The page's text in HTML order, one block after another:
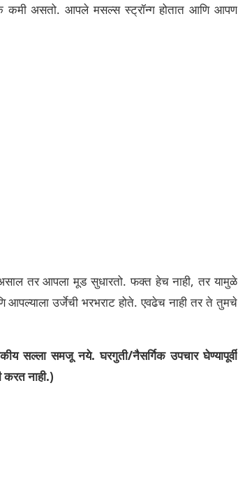
कमी असतो. आपले मसल्‍स स्‍ट्रॉन्‍ग होतात आणि आपण
तर आपला मूड सुधारतो. फक्त हेच नाही, तर यामुळे
आपल्याला उर्जेची भरभराट होते. एवढेच नाही तर ते तुमचे
सल्ला समजू नये. घरगुती/नैसर्गिक उपचार घेण्यापूर्वी
करत नाही.)